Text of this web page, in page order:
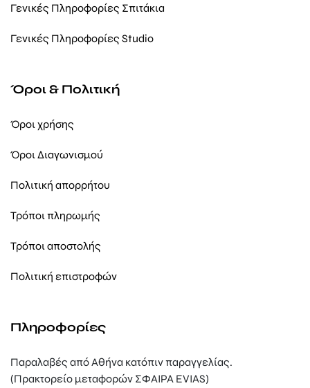
Γενικές Πληροφορίες Σπιτάκια
Γενικές Πληροφορίες Studio
Όροι & Πολιτική
Όροι χρήσης
Όροι Διαγωνισμού
Πολιτική απορρήτου
Τρόποι πληρωμής
Τρόποι αποστολής
Πολιτική επιστροφών
Πληροφορίες
Παραλαβές από Αθήνα κατόπιν παραγγελίας.
(Πρακτορείο μεταφορών ΣΦΑΙΡΑ EVIAS)